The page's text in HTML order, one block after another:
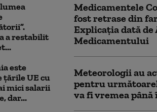
a restabilit
este
UE cu
mici salarii
dar...
Medicamentele
fost retrase din
Explicația dată
Medicamentului
Meteorologii au
pentru
va fi vremea